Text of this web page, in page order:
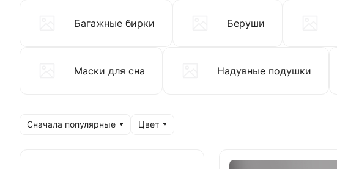
Багажные бирки Беруши
Маски для сна Надувные подушки
Сначала популярные Цвет